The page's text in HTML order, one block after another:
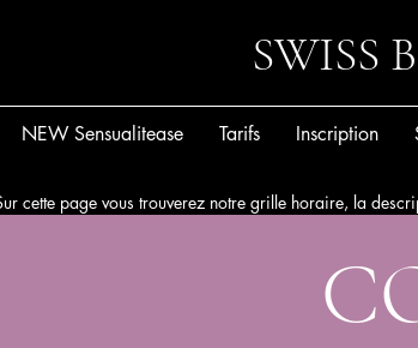
SWISS
NEW Sensualitease Tarifs Inscription
cette page vous trouverez notre grille horaire, la